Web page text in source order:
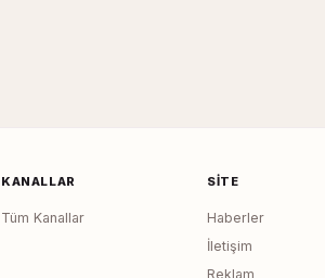
KANALLAR
Tüm Kanallar
SITE
Haberler
İletişim
Reklam